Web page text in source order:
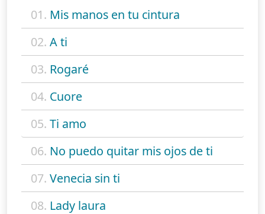
01. Mis manos en tu cintura
02. A ti
03. Rogaré
04. Cuore
05. Ti amo
06. No puedo quitar mis ojos de ti
07. Venecia sin ti
08. Lady laura